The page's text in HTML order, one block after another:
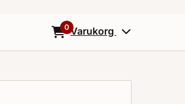
0Varukorg